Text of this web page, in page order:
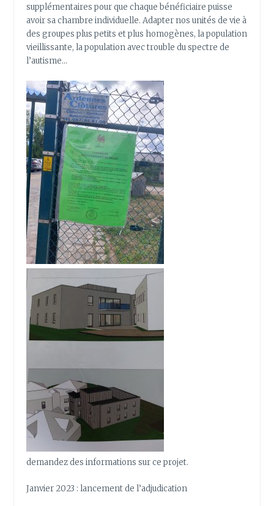
supplémentaires pour que chaque bénéficiaire puisse
avoir sa chambre individuelle. Adapter nos unités de vie à
des groupes plus petits et plus homogènes, la population
vieillissante, la population avec trouble du spectre de
l’autisme…
demandez des informations sur ce projet.
Janvier 2023 : lancement de l’adjudication